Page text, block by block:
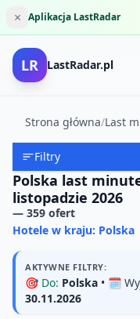
× Aplikacja LastRadar
LR LastRadar.pl
Strona główna/Last
Filtry
Polska last
listopadzie 2026
— 359 ofert
Hotele w kraju: Polska
AKTYWNE FILTRY:
🎯 Do: Polska • 🗓️
30.11.2026